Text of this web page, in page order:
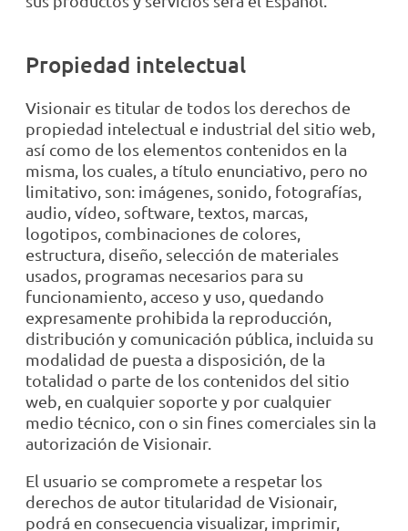
Propiedad intelectual
Visionair es titular de todos los derechos de
propiedad intelectual e industrial del sitio web,
así como de los elementos contenidos en la
misma, los cuales, a título enunciativo, pero no
limitativo, son: imágenes, sonido, fotografías,
audio, vídeo, software, textos, marcas,
logotipos, combinaciones de colores,
estructura, diseño, selección de materiales
usados, programas necesarios para su
funcionamiento, acceso y uso, quedando
expresamente prohibida la reproducción,
distribución y comunicación pública, incluida su
modalidad de puesta a disposición, de la
totalidad o parte de los contenidos del sitio
web, en cualquier soporte y por cualquier
medio técnico, con o sin fines comerciales sin la
autorización de Visionair.
El usuario se compromete a respetar los
derechos de autor titularidad de Visionair,
podrá en consecuencia visualizar, imprimir,